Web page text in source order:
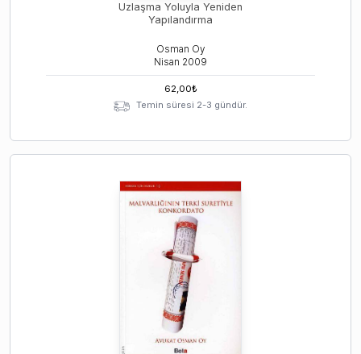
Uzlaşma Yoluyla Yeniden
Yapılandırma
Osman Oy
Nisan 2009
62,00₺
Temin süresi 2-3 gündür.